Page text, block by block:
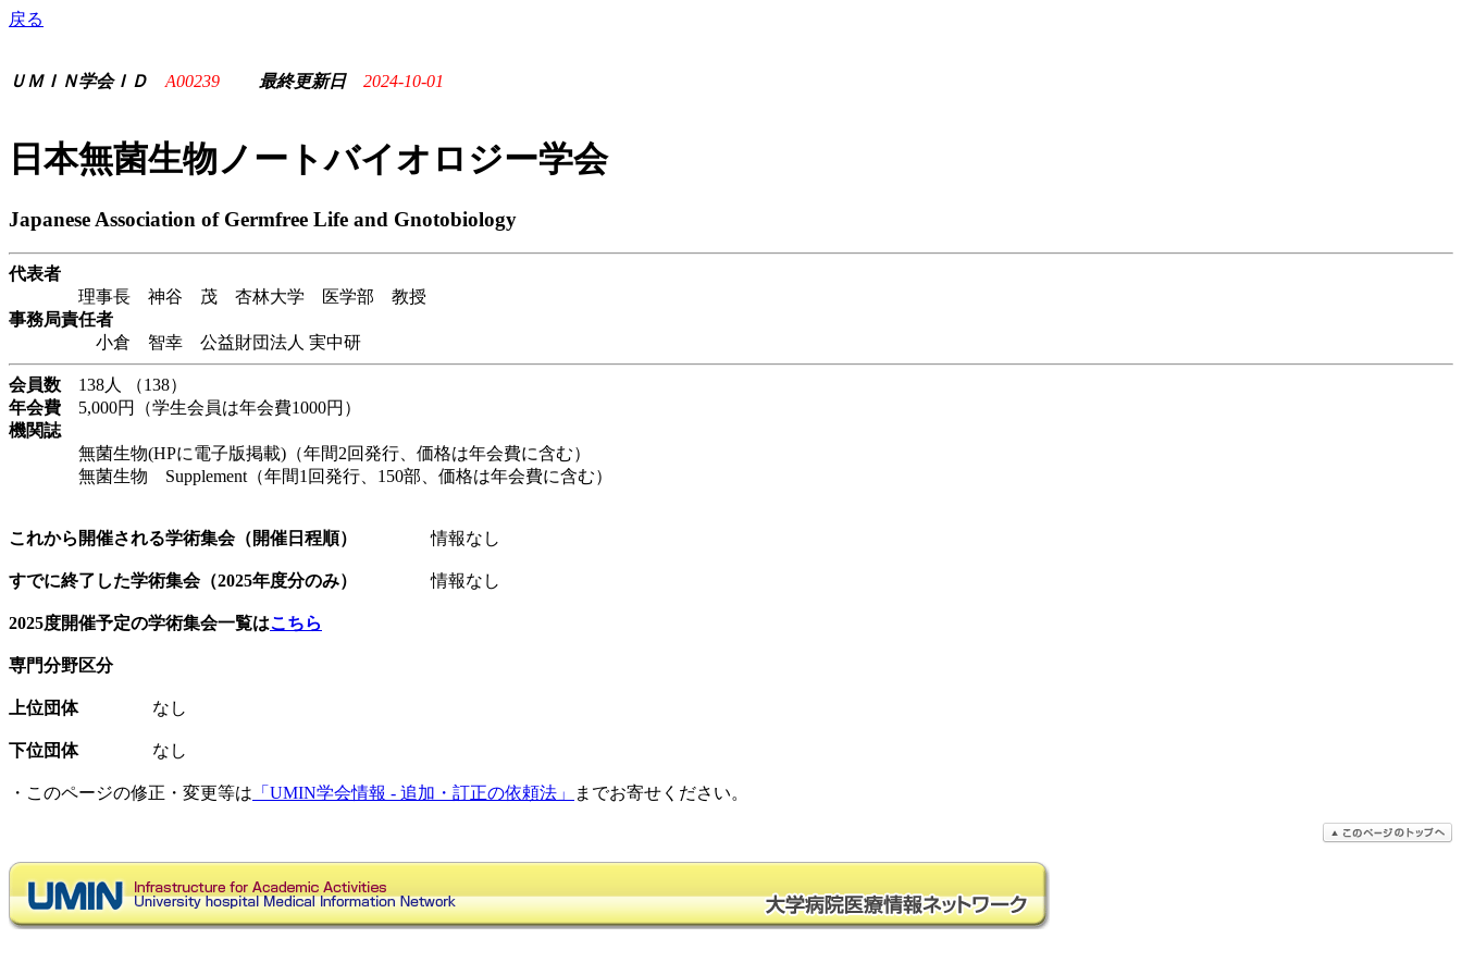
戻る
ＵＭＩＮ学会ＩＤ A00239 最終更新日 2024-10-01
日本無菌生物ノートバイオロジー学会
Japanese Association of Germfree Life and Gnotobiology
代表者
理事長 神谷 茂 杏林大学 医学部 教授
事務局責任者
小倉 智幸 公益財団法人 実中研
会員数 138人 （138）
年会費 5,000円（学生会員は年会費1000円）
機関誌
無菌生物(HPに電子版掲載)（年間2回発行、価格は年会費に含む）
無菌生物 Supplement（年間1回発行、150部、価格は年会費に含む）
これから開催される学術集会（開催日程順） 情報なし
すでに終了した学術集会（2025年度分のみ） 情報なし
2025度開催予定の学術集会一覧はこちら
専門分野区分
上位団体なし
下位団体なし
・このページの修正・変更等は 「UMIN学会情報 - 追加・訂正の依頼法」 までお寄せください。